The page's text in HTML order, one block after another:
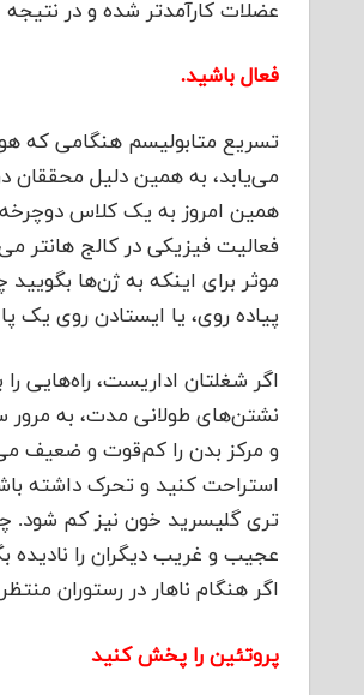
عضلات کارآمدتر شده و در نتیجه
فعال باشید.
تسریع متابولیسم هنگامی که
می‌یابد، به همین دلیل محققان
همین امروز به یک کلاس دوچرخه
فعالیت فیزیکی در کالج هانتر
پیاده روی، یا ایستادن روی یک
اگر شغلتان‌ اداریست، راه‌هایی
نشتن‌های طولانی مدت، به
استراحت کنید و تحرک داشته
تری گلیسرید خون نیز کم ‌شود.
عجیب و غریب دیگران را نادیده
اگر هنگام ناهار در رستوران
پروتئین را پخش کنید